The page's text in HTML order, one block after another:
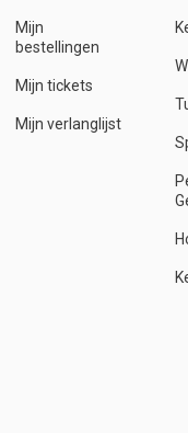
Mijn
bestellingen
Mijn tickets
Mijn verlanglijst